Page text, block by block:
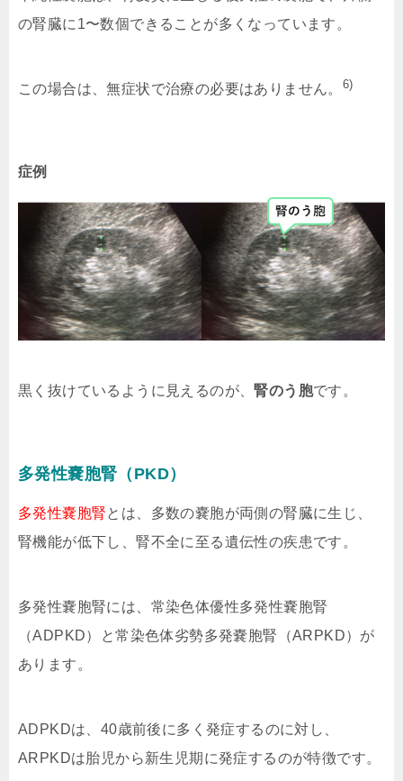
の腎臓に1〜数個できることが多くなっています。
この場合は、無症状で治療の必要はありません。 6)
症例
黒く抜けているように見えるのが、腎のう胞です。
多発性嚢胞腎（PKD）
多発性嚢胞腎とは、多数の嚢胞が両側の腎臓に生じ、
腎機能が低下し、腎不全に至る遺伝性の疾患です。
多発性嚢胞腎には、常染色体優性多発性嚢胞腎
（ADPKD）と常染色体劣勢多発嚢胞腎（ARPKD）が
あります。
ADPKDは、40歳前後に多く発症するのに対し、
ARPKDは胎児から新生児期に発症するのが特徴です。